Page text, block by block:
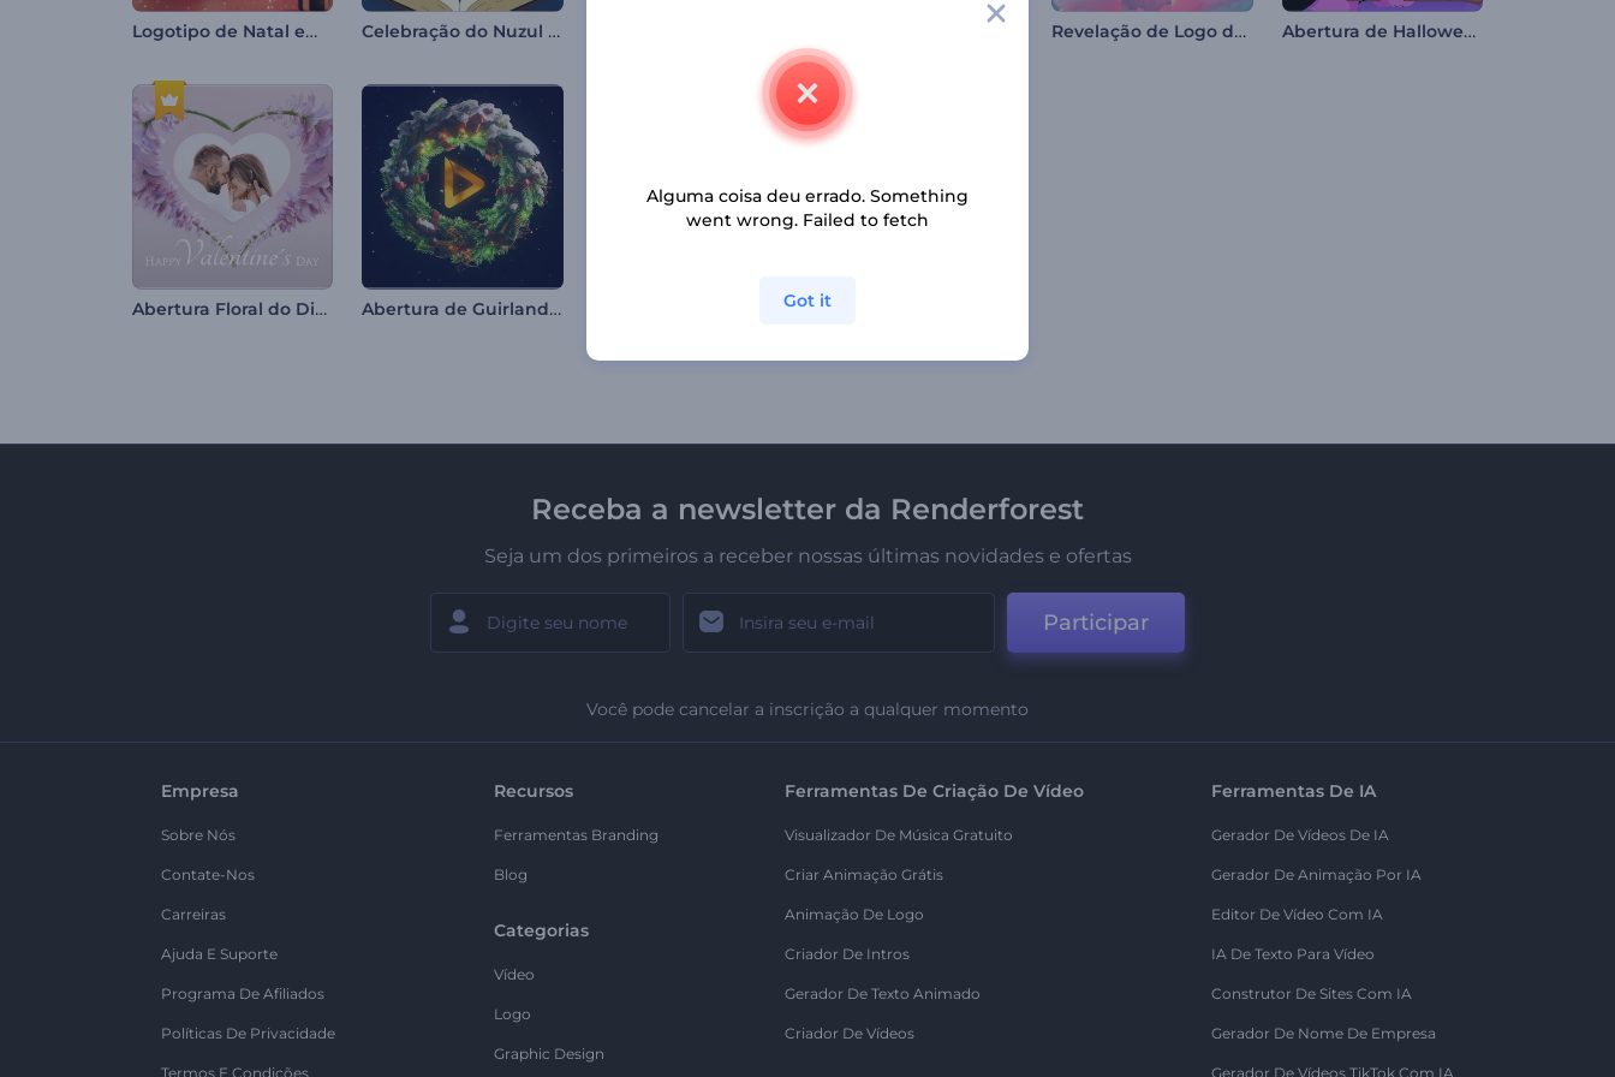
Logotipo de Natal em Vermelho Rubi Celebração do Nuzul Al-Quran Revelação de Logo de Corações de Dia dos Namorados Abertura de Halloween de Bruxa
Abertura Floral do Dia dos Namorados Abertura de Guirlanda de Natal
Receba a newsletter da Renderforest
Seja um dos primeiros a receber nossas últimas novidades e ofertas
Participar
Você pode cancelar a inscrição a qualquer momento
Empresa
Sobre Nós
Contate-Nos
Carreiras
Ajuda E Suporte
Programa De Afiliados
Políticas De Privacidade
Termos E Condições
Recursos
Ferramentas Branding
Blog
Categorias
Vídeo
Logo
Graphic Design
Ferramentas De Criação De Vídeo
Visualizador De Música Gratuito
Criar Animação Grátis
Animação De Logo
Criador De Intros
Gerador De Texto Animado
Criador De Vídeos
Ferramentas De IA
Gerador De Vídeos De IA
Gerador De Animação Por IA
Editor De Vídeo Com IA
IA De Texto Para Vídeo
Construtor De Sites Com IA
Gerador De Nome De Empresa
Gerador De Vídeos TikTok Com IA
Alguma coisa deu errado. Something
went wrong. Failed to fetch
Got it